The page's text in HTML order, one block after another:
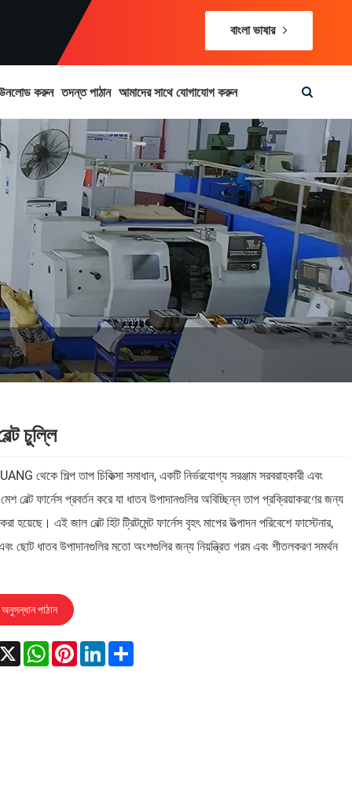
বাংলা ভাষার
করুন তদন্ত পাঠান আমাদের সাথে যোগাযোগ করুন
চুল্লি
থেকে শিল্প তাপ চিকিত্সা সমাধান, একটি নির্ভরযোগ্য সরঞ্জাম সরবরাহকারী এবং
মেশ বেল্ট ফার্নেস প্রবর্তন করে যা ধাতব উপাদানগুলির অবিচ্ছিন্ন তাপ প্রক্রিয়াকরণের জন্য
হয়েছে। এই জাল বেল্ট হিট ট্রিটমেন্ট ফার্নেস বৃহৎ মাপের উত্পাদন পরিবেশে ফাস্টেনার,
ছোট ধাতব উপাদানগুলির মতো অংশগুলির জন্য নিয়ন্ত্রিত গরম এবং শীতলকরণ সমর্থন
অনুসন্ধান পাঠান
X WhatsApp
PinterestLinkedInShare